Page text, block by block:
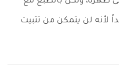
لأنه لن يتمكن من تثبيت